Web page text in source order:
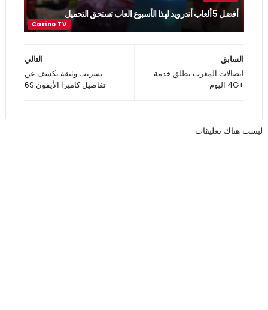
أفضل 5 ألعاب أندرويد لهذا الأسبوع العاب تستحق التحميل
التالي
تسريب وثيقة تكشف عن
تفاصيل كاميرا الأيفون 6S
السابق
اتصالات المغرب تطلق خدمة
+4G اليوم
ليست هناك تعليقات